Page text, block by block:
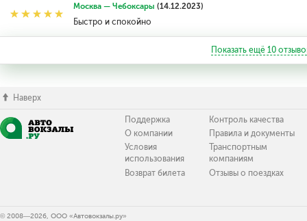
Москва — Чебоксары (14.12.2023)
Быстро и спокойно
Показать ещё 10
Наверх
Поддержка
О компании
Условия
использования
Возврат билета
Контроль качества
Правила и документы
Транспортным
компаниям
Отзывы о поездках
© 2008—2026, ООО «Автовокзалы.ру»